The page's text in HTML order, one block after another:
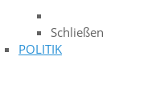
Schließen
POLITIK